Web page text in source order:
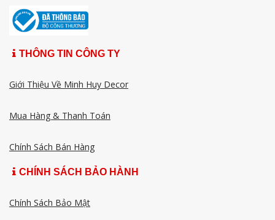
THÔNG TIN CÔNG TY
Giới Thiệu Về Minh Huy Decor
Mua Hàng & Thanh Toán
Chính Sách Bán Hàng
CHÍNH SÁCH BẢO HÀNH
Chính Sách Bảo Mật